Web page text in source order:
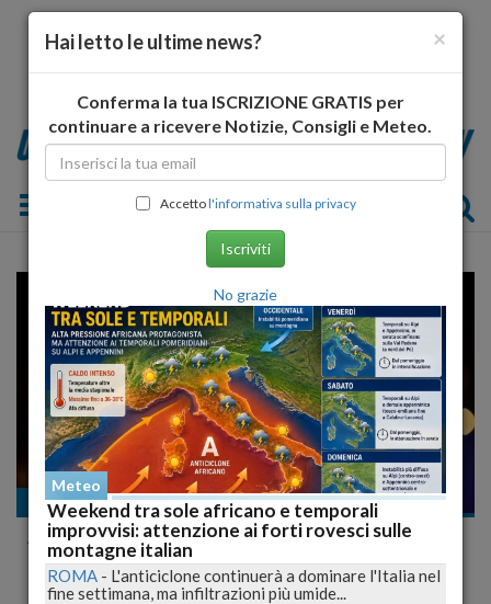
Toggle navigation
Cronaca
Attività Commerciale nel Terrore: 46enne
ai Domiciliari per Atti Persecutori
×
Hai letto le ultime news?
Conferma la tua ISCRIZIONE GRATIS per
continuare a ricevere Notizie, Consigli e Meteo.
Accettol'informativa sulla privacy
Iscriviti
No grazie
Meteo
Weekend tra sole africano e temporali
improvvisi: attenzione ai forti rovesci sulle
montagne italian
ROMA - L'anticiclone continuerà a dominare l'Italia nel
fine settimana, ma infiltrazioni più umide...